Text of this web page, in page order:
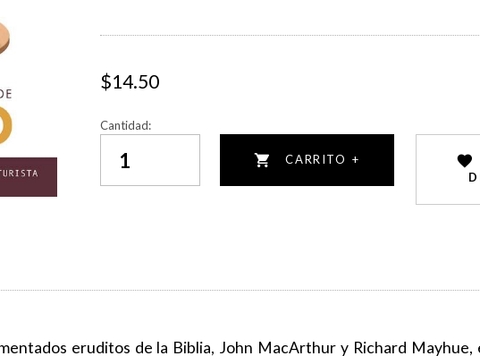
$14.50
Cantidad:
CARRITO +
eruditos de la Biblia, John MacArthur y Richard Mayhue,